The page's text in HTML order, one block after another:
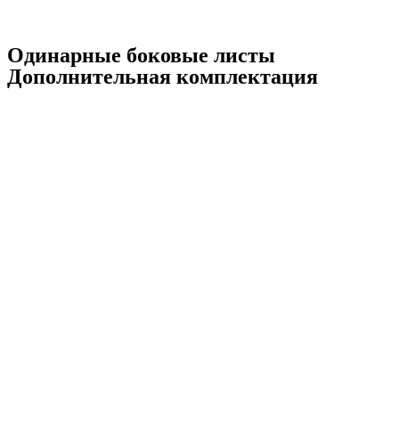
Одинарные боковые листы
Дополнительная комплектация